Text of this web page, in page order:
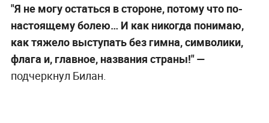
"Я не могу остаться в стороне, потому что по-
настоящему болею… И как никогда понимаю,
как тяжело выступать без гимна, символики,
флага и, главное, названия страны!" —
подчеркнул Билан.